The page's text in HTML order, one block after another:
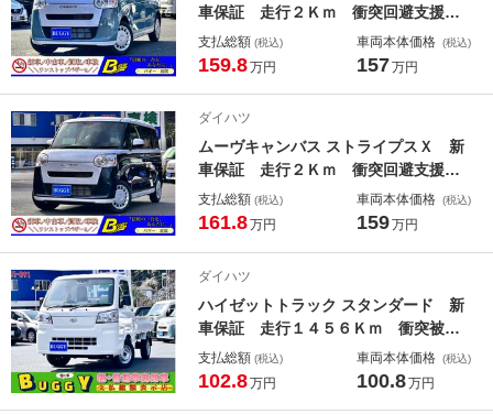
車保証 走行２Ｋｍ 衝突回避支援シ
ステム 両側電動スライドドア ＬＥ
Ｄヘッドライト ＬＥＤルームラン
ラ 保証書
支払総額 (税込)
159.8万円
車両本体価格 (税込)
157万円
ダイハツ
ムーヴキャンバス ストライプスＸ 新
車保証 走行２Ｋｍ 衝突回避支援シ
ステム 純正ナビ装着用アップグレー
ドパック 両側電動スライドドア Ｌ
ト 保証書
支払総額 (税込)
161.8万円
車両本体価格 (税込)
159万円
ダイハツ
ハイゼットトラック スタンダード 新
車保証 走行１４５６Ｋｍ 衝突被害
軽減システム 純正フロアマット ３
方開 オートライト オートハイビー
支払総額 (税込)
102.8万円
車両本体価格 (税込)
100.8万円